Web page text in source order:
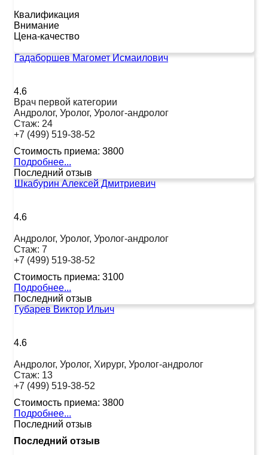
Квалификация
Внимание
Цена-качество
Гадаборшев Магомет Исмаилович
4.6
Врач первой категории
Андролог, Уролог, Уролог-андролог
Стаж: 24
+7 (499) 519-38-52
Стоимость приема: 3800
Подробнее...
Последний отзыв
Шкабурин Алексей Дмитриевич
4.6
Андролог, Уролог, Уролог-андролог
Стаж: 7
+7 (499) 519-38-52
Стоимость приема: 3100
Подробнее...
Последний отзыв
Губарев Виктор Ильич
4.6
Андролог, Уролог, Хирург, Уролог-андролог
Стаж: 13
+7 (499) 519-38-52
Стоимость приема: 3800
Подробнее...
Последний отзыв
Последний отзыв